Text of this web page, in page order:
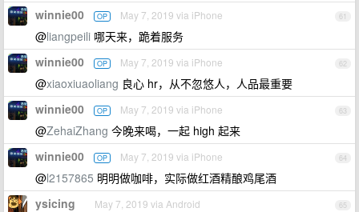
61
winnie00 OP May 7, 2019 via iPhone
@liangpeili 哪天来，跪着服务
62
winnie00 OP May 7, 2019 via iPhone
@xiaoxiuaoliang 良心 hr，从不忽悠人，人品最重要
63
winnie00 OP May 7, 2019 via iPhone
@ZehaiZhang 今晚来喝，一起 high 起来
64
winnie00 OP May 7, 2019 via iPhone
@l2157865 明明做咖啡，实际做红酒精酿鸡尾酒
65
ysicing May 7, 2019 via Android